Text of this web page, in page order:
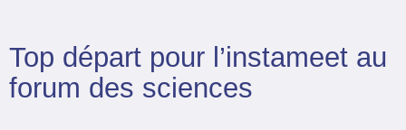
Top départ pour l’instameet au
forum des sciences